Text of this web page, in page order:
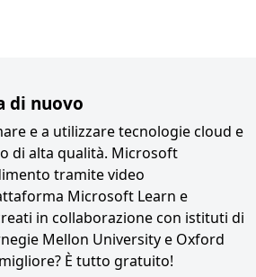
di nuovo
e a utilizzare tecnologie cloud e
di alta qualità. Microsoft
tramite video
Microsoft Learn e
in collaborazione con istituti di
Mellon University e Oxford
È tutto gratuito!